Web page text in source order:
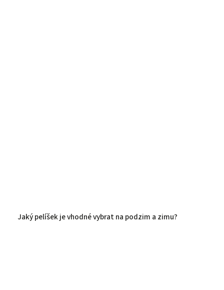
Jaký pelíšek je vhodné vybrat na podzim a zimu?